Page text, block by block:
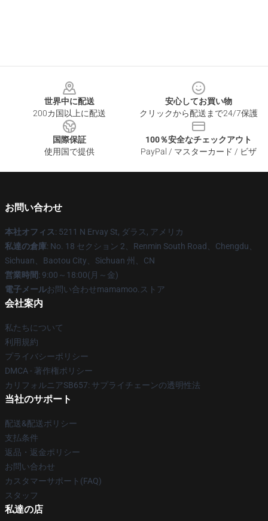
世界中に配送
200カ国以上に配送
安心してお買い物
クリックから配送まで24/7保護
国際保証
使用国で提供
100％安全なチェックアウト
PayPal / マスターカード / ビザ
お問い合わせ
本社オフィス: 5211 N Ervay St, ダラス, アメリカ
私達の倉庫: No. 18 セクション 2、Renmin South Road、Chengdu、
Sichuan、Baotou City、Sichuan 州、CN
営業時間: 9:00～18:00(月～金)
電子メールお問い合わせmamamoo.ストア
会社案内
私たちについて
利用規約
プライバシーポリシー
DMCA - 著作権ポリシー
カリフォルニアSB657: サプライチェーンの透明性法
当社のサポート
配送&配送ポリシー
支払条件
返品・返金ポリシー
お問い合わせ
カスタマーサポート(FAQ)
スタッフ
私達の店